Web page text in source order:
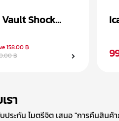
Vault Shock
158.00 ฿
฿
รา
ประกัน ไมตรีจิต เสนอ "การคืนสิน